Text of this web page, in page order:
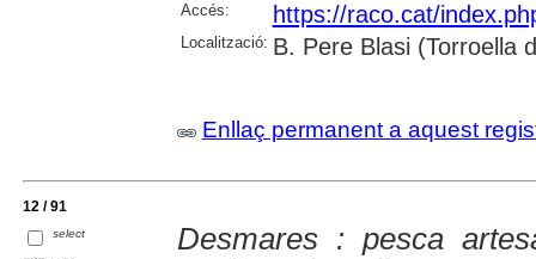
Accés:
https://raco.cat/
Localització: B. Pere Blasi (Torroella
Enllaç permanent a aquest
12 / 91
select
Desmares : pesca